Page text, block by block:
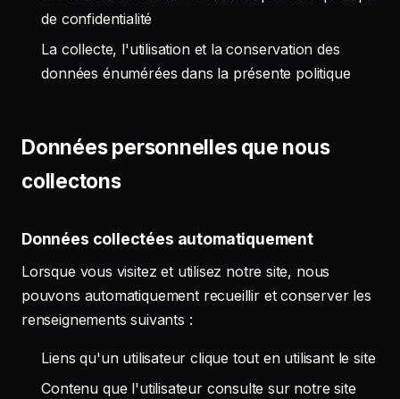
de confidentialité
La collecte, l'utilisation et la conservation des
données énumérées dans la présente politique
Données personnelles que nous
collectons
Données collectées automatiquement
Lorsque vous visitez et utilisez notre site, nous
pouvons automatiquement recueillir et conserver les
renseignements suivants :
Liens qu'un utilisateur clique tout en utilisant le site
Contenu que l'utilisateur consulte sur notre site